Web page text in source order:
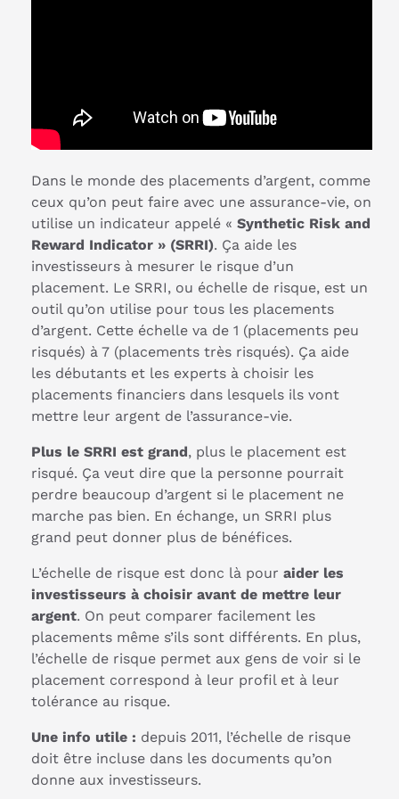
Dans le monde des placements d’argent, comme
ceux qu’on peut faire avec une assurance-vie, on
utilise un indicateur appelé « Synthetic Risk and
Reward Indicator » (SRRI). Ça aide les
investisseurs à mesurer le risque d’un
placement. Le SRRI, ou échelle de risque, est un
outil qu’on utilise pour tous les placements
d’argent. Cette échelle va de 1 (placements peu
risqués) à 7 (placements très risqués). Ça aide
les débutants et les experts à choisir les
placements financiers dans lesquels ils vont
mettre leur argent de l’assurance-vie.
Plus le SRRI est grand, plus le placement est
risqué. Ça veut dire que la personne pourrait
perdre beaucoup d’argent si le placement ne
marche pas bien. En échange, un SRRI plus
grand peut donner plus de bénéfices.
L’échelle de risque est donc là pour aider les
investisseurs à choisir avant de mettre leur
argent. On peut comparer facilement les
placements même s’ils sont différents. En plus,
l’échelle de risque permet aux gens de voir si le
placement correspond à leur profil et à leur
tolérance au risque.
Une info utile : depuis 2011, l’échelle de risque
doit être incluse dans les documents qu’on
donne aux investisseurs.